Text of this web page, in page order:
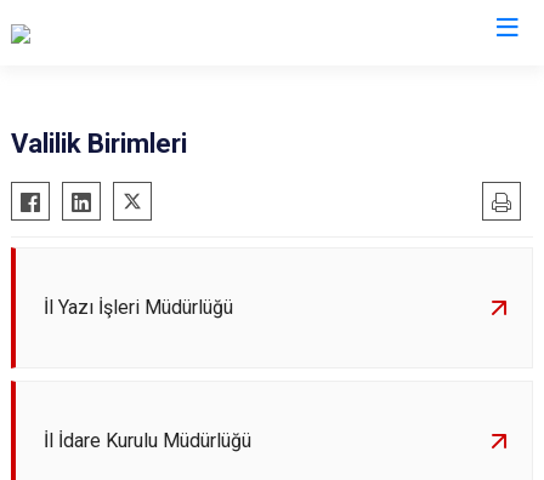
Valilik Birimleri
İl Yazı İşleri Müdürlüğü
İl İdare Kurulu Müdürlüğü